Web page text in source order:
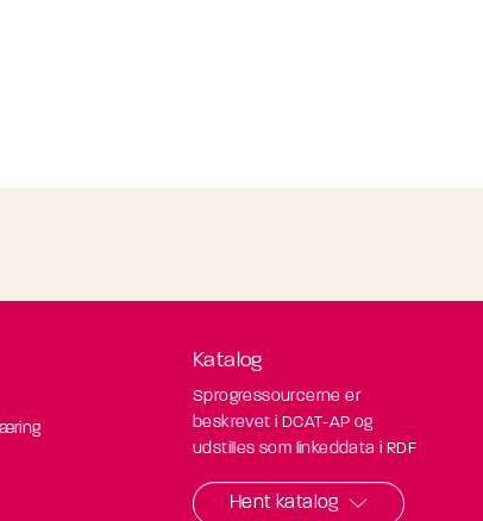
Katalog
Sprogressourcerne er
beskrevet i DCAT-AP og
udstilles som linkeddata i RDF
Hent katalog